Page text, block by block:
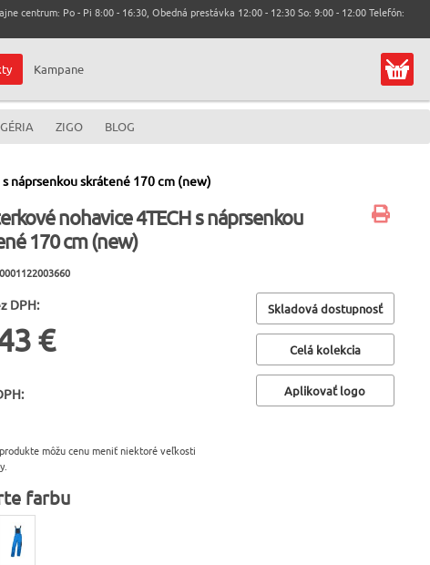
centrum: Po - Pi 8:00 - 16:30, Obedná prestávka 12:00 - 12:30 So: 9:00 - 12:00 Telefón:
Kampane
ZIGO BLOG
náprsenkou skrátené 170 cm (new)
nohavice 4TECH s náprsenkou
170 cm (new)
DPH:
€
môžu cenu meniť niektoré veľkosti
Skladová dostupnosť
Celá kolekcia
Aplikovať logo
farbu